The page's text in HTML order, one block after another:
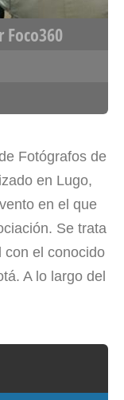
Foco360
Fotógrafos de
en Lugo,
en el que
Se trata
con el conocido
A lo largo del